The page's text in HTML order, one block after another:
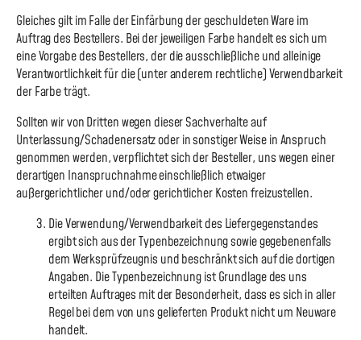
Gleiches gilt im Falle der Einfärbung der geschuldeten Ware im
Auftrag des Bestellers. Bei der jeweiligen Farbe handelt es sich um
eine Vorgabe des Bestellers, der die ausschließliche und alleinige
Verantwortlichkeit für die (unter anderem rechtliche) Verwendbarkeit
der Farbe trägt.
Sollten wir von Dritten wegen dieser Sachverhalte auf
Unterlassung/Schadenersatz oder in sonstiger Weise in Anspruch
genommen werden, verpflichtet sich der Besteller, uns wegen einer
derartigen Inanspruchnahme einschließlich etwaiger
außergerichtlicher und/oder gerichtlicher Kosten freizustellen.
Die Verwendung/Verwendbarkeit des Liefergegenstandes
ergibt sich aus der Typenbezeichnung sowie gegebenenfalls
dem Werksprüfzeugnis und beschränkt sich auf die dortigen
Angaben. Die Typenbezeichnung ist Grundlage des uns
erteilten Auftrages mit der Besonderheit, dass es sich in aller
Regel bei dem von uns gelieferten Produkt nicht um Neuware
handelt.